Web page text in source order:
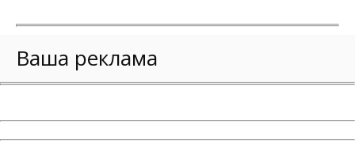
Ваша реклама